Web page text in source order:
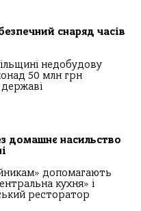
снаряд часів
недобудову
50 млн грн
домашнє насильство
допомагають
кухня» і
ресторатор